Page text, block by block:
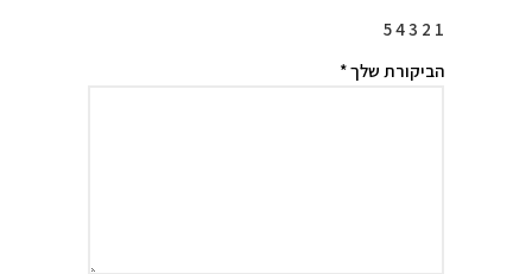
1
2
3
4
5
הביקורת שלך*